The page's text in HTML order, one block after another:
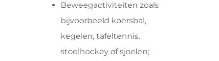
Beweegactiviteiten zoals
bijvoorbeeld koersbal,
kegelen, tafeltennis,
stoelhockey of sjoelen;